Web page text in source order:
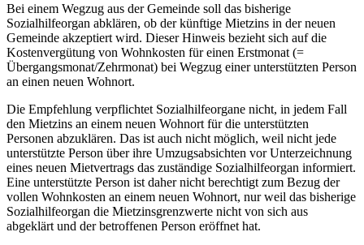
Bei einem Wegzug aus der Gemeinde soll das bisherige
Sozialhilfeorgan abklären, ob der künftige Mietzins in der neuen
Gemeinde akzeptiert wird. Dieser Hinweis bezieht sich auf die
Kostenvergütung von Wohnkosten für einen Erstmonat (=
Übergangsmonat/Zehrmonat) bei Wegzug einer unterstützten Person
an einen neuen Wohnort.
Die Empfehlung verpflichtet Sozialhilfeorgane nicht, in jedem Fall
den Mietzins an einem neuen Wohnort für die unterstützten
Personen abzuklären. Das ist auch nicht möglich, weil nicht jede
unterstützte Person über ihre Umzugsabsichten vor Unterzeichnung
eines neuen Mietvertrags das zuständige Sozialhilfeorgan informiert.
Eine unterstützte Person ist daher nicht berechtigt zum Bezug der
vollen Wohnkosten an einem neuen Wohnort, nur weil das bisherige
Sozialhilfeorgan die Mietzinsgrenzwerte nicht von sich aus
abgeklärt und der betroffenen Person eröffnet hat.